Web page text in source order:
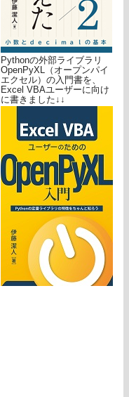
Pythonの外部ライブラリ
OpenPyXL（オープンパイ
エクセル）の入門書を、
Excel VBAユーザーに向け
に書きました↓↓